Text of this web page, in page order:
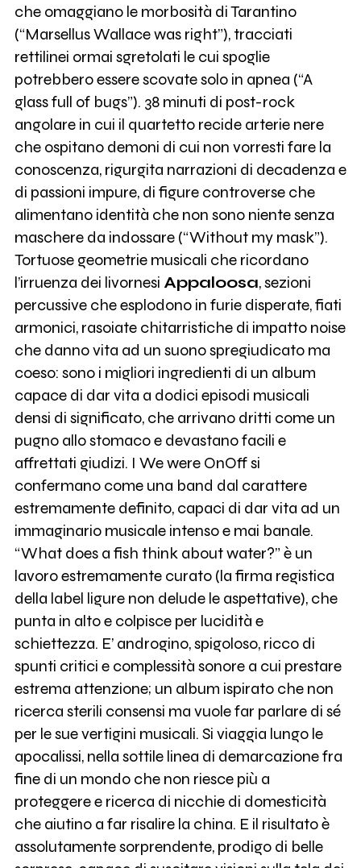
che omaggiano le morbosità di Tarantino
(“Marsellus Wallace was right”), tracciati
rettilinei ormai sgretolati le cui spoglie
potrebbero essere scovate solo in apnea (“A
glass full of bugs”). 38 minuti di post-rock
angolare in cui il quartetto recide arterie nere
che ospitano demoni di cui non vorresti fare la
conoscenza, rigurgita narrazioni di decadenza e
di passioni impure, di figure controverse che
alimentano identità che non sono niente senza
maschere da indossare (“Without my mask”).
Tortuose geometrie musicali che ricordano
l’irruenza dei livornesi Appaloosa, sezioni
percussive che esplodono in furie disperate, fiati
armonici, rasoiate chitarristiche di impatto noise
che danno vita ad un suono spregiudicato ma
coeso: sono i migliori ingredienti di un album
capace di dar vita a dodici episodi musicali
densi di significato, che arrivano dritti come un
pugno allo stomaco e devastano facili e
affrettati giudizi. I We were OnOff si
confermano come una band dal carattere
estremamente definito, capaci di dar vita ad un
immaginario musicale intenso e mai banale.
“What does a fish think about water?” è un
lavoro estremamente curato (la firma registica
della label ligure non delude le aspettative), che
punta in alto e colpisce per lucidità e
schiettezza. E’ androgino, spigoloso, ricco di
spunti critici e complessità sonore a cui prestare
estrema attenzione; un album ispirato che non
ricerca sterili consensi ma vuole far parlare di sé
per le sue vertigini musicali. Si viaggia lungo le
apocalissi, nella sottile linea di demarcazione fra
fine di un mondo che non riesce più a
proteggere e ricerca di nicchie di domesticità
che aiutino a far risalire la china. E il risultato è
assolutamente sorprendente, prodigo di belle